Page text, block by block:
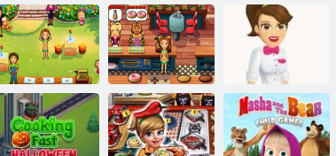
Delicious:
Emily's Home,
Sweet Home
Köstliche
Emilys New
Beginning
Froyo Bar